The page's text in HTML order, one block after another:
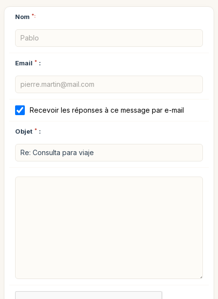
Nom *:
Email * :
Recevoir les réponses à ce message par e-mail
Objet * :